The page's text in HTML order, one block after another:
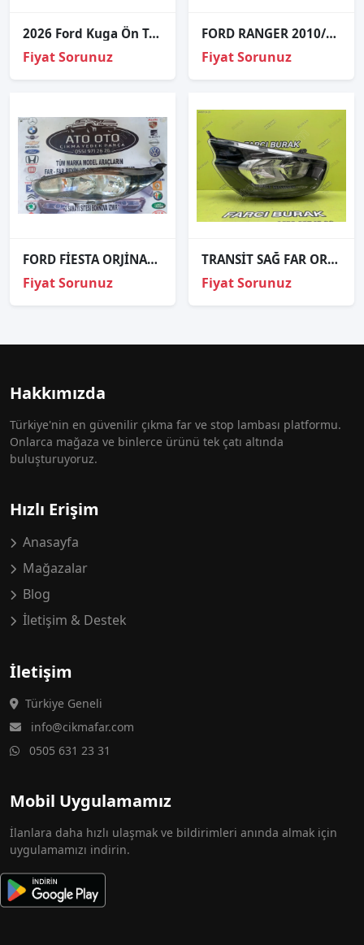
2026 Ford Kuga Ön Tampon Far Yıkama Sensör Delikli
Fiyat Sorunuz
FORD RANGER 2010/17 SOL ÖN FAR
Fiyat Sorunuz
FORD FİESTA ORJİNAL ÇIKMA SOL FAR
Fiyat Sorunuz
TRANSİT SAĞ FAR ORJİNAL
Fiyat Sorunuz
Hakkımızda
Türkiye'nin en güvenilir çıkma far ve stop lambası platformu.
Onlarca mağaza ve binlerce ürünü tek çatı altında
buluşturuyoruz.
Hızlı Erişim
Anasayfa
Mağazalar
Blog
İletişim & Destek
İletişim
Türkiye Geneli
info@cikmafar.com
0505 631 23 31
Mobil Uygulamamız
İlanlara daha hızlı ulaşmak ve bildirimleri anında almak için
uygulamamızı indirin.